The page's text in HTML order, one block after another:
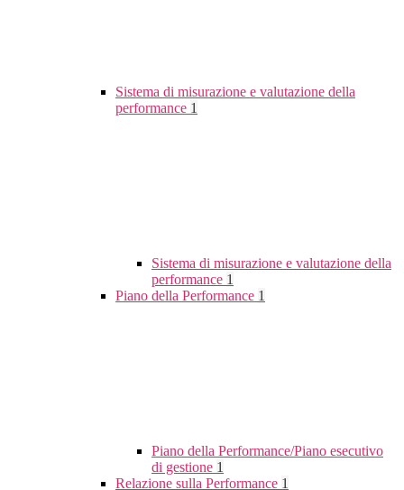
Sistema di misurazione e valutazione della
performance 1
Sistema di misurazione e valutazione della
performance 1
Piano della Performance 1
Piano della Performance/Piano esecutivo
di gestione 1
Relazione sulla Performance 1